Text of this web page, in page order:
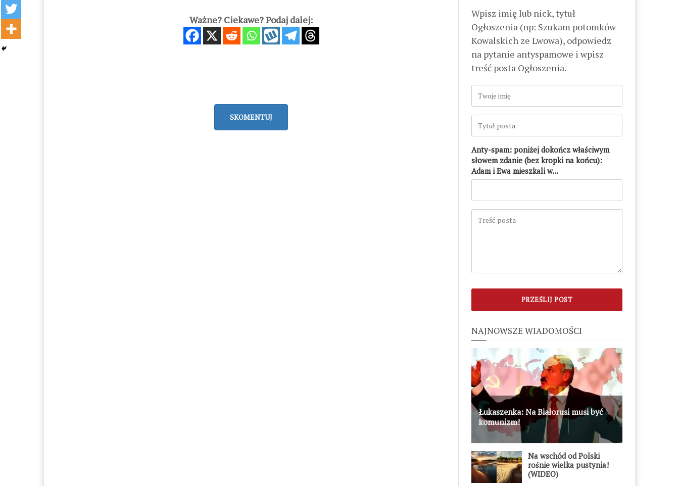
Ważne? Ciekawe? Podaj dalej:
SKOMENTUJ
Wpisz imię lub nick, tytuł
Ogłoszenia (np: Szukam potomków
Kowalskich ze Lwowa), odpowiedz
na pytanie antyspamowe i wpisz
treść posta Ogłoszenia.
Anty-spam: poniżej dokończ właściwym
słowem zdanie (bez kropki na końcu):
Adam i Ewa mieszkali w...
NAJNOWSZE WIADOMOŚCI
Łukaszenka: Na Białorusi musi być
komunizm!
Na wschód od Polski
rośnie wielka pustynia!
(WIDEO)